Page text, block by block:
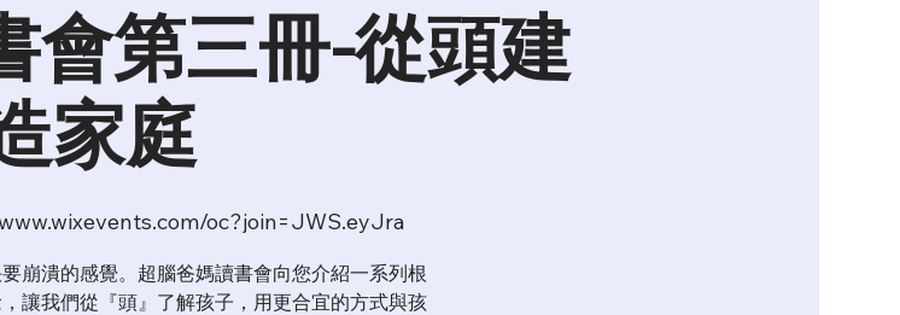
會第三冊-從頭建
家庭
oc?join=JWS.eyJra
崩潰的感覺。超腦爸媽讀書會向您介紹一系列根
讓我們從『頭』了解孩子，用更合宜的方式與孩